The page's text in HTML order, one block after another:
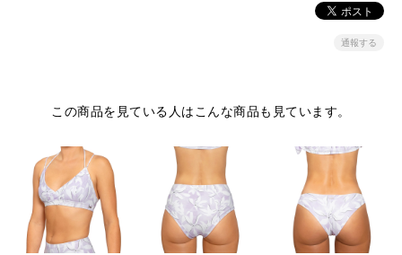
通報する
この商品を見ている人はこんな商品も見ています。